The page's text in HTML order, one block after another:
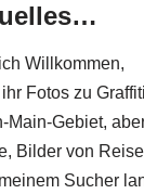
Willkommen,
Fotos zu
Main-Gebiet,
Bilder von
Sucher